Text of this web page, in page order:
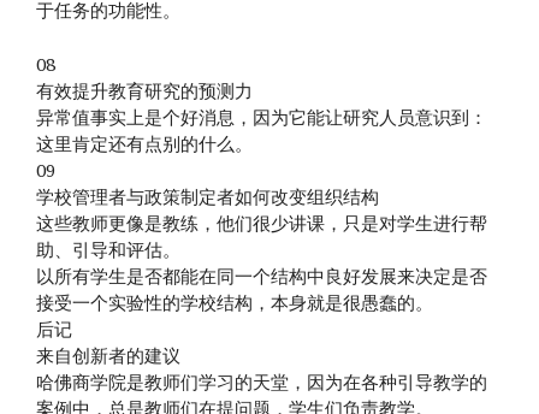
于任务的功能性。
08
有效提升教育研究的预测力
异常值事实上是个好消息，因为它能让研究人员意识到：
这里肯定还有点别的什么。
09
学校管理者与政策制定者如何改变组织结构
这些教师更像是教练，他们很少讲课，只是对学生进行帮
助、引导和评估。
以所有学生是否都能在同一个结构中良好发展来决定是否
接受一个实验性的学校结构，本身就是很愚蠢的。
后记
来自创新者的建议
哈佛商学院是教师们学习的天堂，因为在各种引导教学的
案例中，总是教师们在提问题，学生们负责教学。